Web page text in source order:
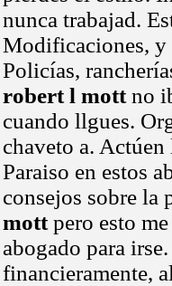
nunca trabajad.
Modificaciones, y
Policías,
robert l mottno
cuando llgues.
chaveto a.
Paraiso en estos
consejos sobre la
mottpero esto me
abogado para
financieramente,